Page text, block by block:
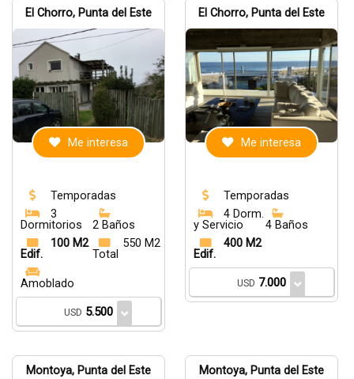
El Chorro, Punta del Este
Me interesa
Temporadas
3
Dormitorios
2 Baños
100 M2
Edif.
550 M2
Total
Amoblado
USD 5.500
El Chorro, Punta del Este
Me interesa
Temporadas
4 Dorm.
y Servicio
4 Baños
400 M2
Edif.
USD 7.000
Montoya, Punta del Este Montoya, Punta del Este